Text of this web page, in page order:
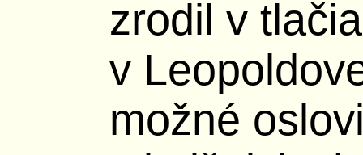
zrodil v
v
možné